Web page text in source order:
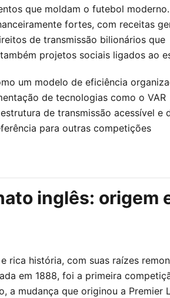
que moldam o futebol
fortes, com receitas
de transmissão bilionários que
projetos sociais ligados ao
um modelo de eficiência
de tecnologias como o VAR
de transmissão acessível e
para outras competições
inglês: origem
rica história, com suas raízes
em 1888, foi a primeira
a mudança que originou a Premier